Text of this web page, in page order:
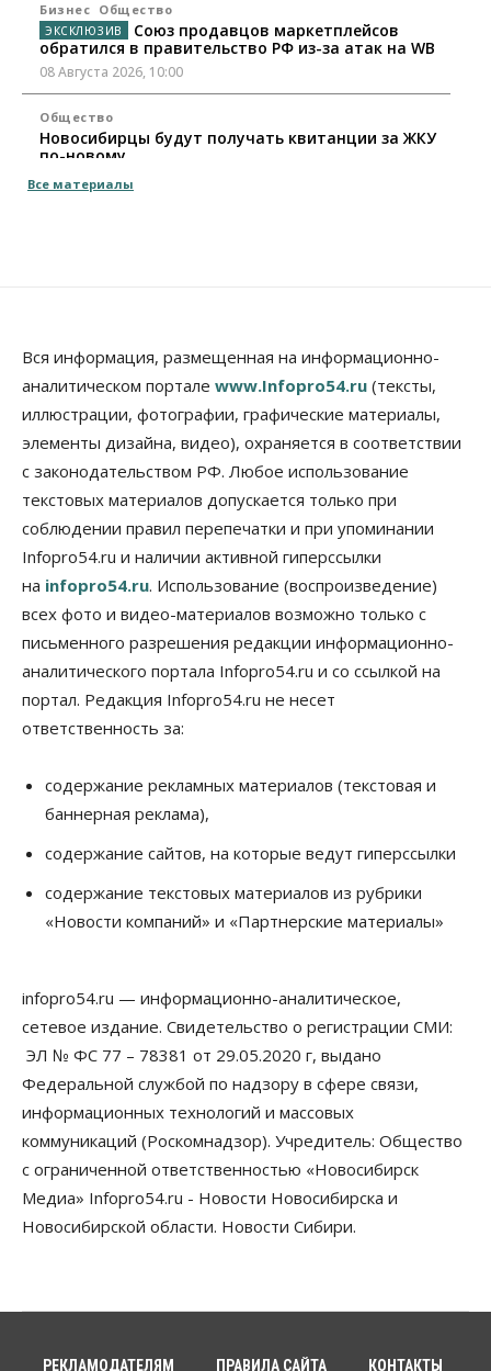
Бизнес Общество
Союз продавцов маркетплейсов
обратился в правительство РФ из-за атак на WB
08 Августа 2026, 10:00
Общество
Новосибирцы будут получать квитанции за ЖКУ
по-новому
08 Августа 2026, 09:00
В Новосибирске прошёл митинг
против нового закона о памятниках
07 Августа 2026, 18:00
Бизнес
В аэропорту Толмачёво завершены работы по
бетонированию рулежных дорожек
07 Августа 2026, 17:00
Бизнес Общество
Новосибирцы стали реже оформлять
дома по упрощенной схеме
07 Августа 2026, 16:00
Общество Право&Порядок
Роспотребнадзор изъял почти полторы тонны
мяса в Новосибирской области
Расходы новосибирцев на спорт выросли на 40%
за полгода
07 Августа 2026, 14:35
07 Августа 2026, 14:00
07 Августа 2026, 13:55
Авто Общество
Треть автовладельцев в Новосибирской области
«поставили машины на прикол»
07 Августа 2026, 13:00
Власть
Школы, библиотеки, пешеходные тротуары:
депутаты Госдумы контролируют работы на
социальных объектах
07 Августа 2026, 12:35
Синоптики рассказали о погоде в Новосибирске
Все материалы
Вся информация, размещенная на информационно-
аналитическом портале www.Infopro54.ru (тексты,
иллюстрации, фотографии, графические материалы,
элементы дизайна, видео), охраняется в соответствии
с законодательством РФ. Любое использование
текстовых материалов допускается только при
соблюдении правил перепечатки и при упоминании
Infopro54.ru и наличии активной гиперссылки
на infopro54.ru. Использование (воспроизведение)
всех фото и видео-материалов возможно только с
письменного разрешения редакции информационно-
аналитического портала Infopro54.ru и со ссылкой на
портал. Редакция Infopro54.ru не несет
ответственность за:
содержание рекламных материалов (текстовая и
баннерная реклама),
содержание сайтов, на которые ведут гиперссылки
содержание текстовых материалов из рубрики
«Новости компаний» и «Партнерские материалы»
infopro54.ru — информационно-аналитическое,
сетевое издание. Свидетельство о регистрации СМИ:
ЭЛ № ФС 77 – 78381 от 29.05.2020 г, выдано
Федеральной службой по надзору в сфере связи,
информационных технологий и массовых
коммуникаций (Роскомнадзор). Учредитель: Общество
с ограниченной ответственностью «Новосибирск
Медиа» Infopro54.ru - Новости Новосибирска и
Новосибирской области. Новости Сибири.
РЕКЛАМОДАТЕЛЯМ ПРАВИЛА САЙТА КОНТАКТЫ